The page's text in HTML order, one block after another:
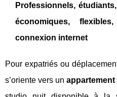
Professionnels,
économiques,
connexion internet
Pour expatriés ou
s’oriente vers un